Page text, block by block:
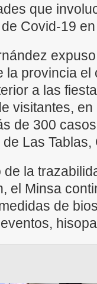
que
Covid-19
la provincia el
a las
visitantes,
de 300
Las
la
el Minsa
de